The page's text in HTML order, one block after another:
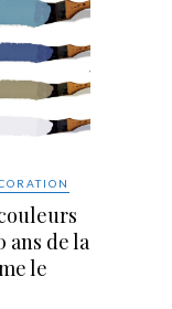
ans de la
le